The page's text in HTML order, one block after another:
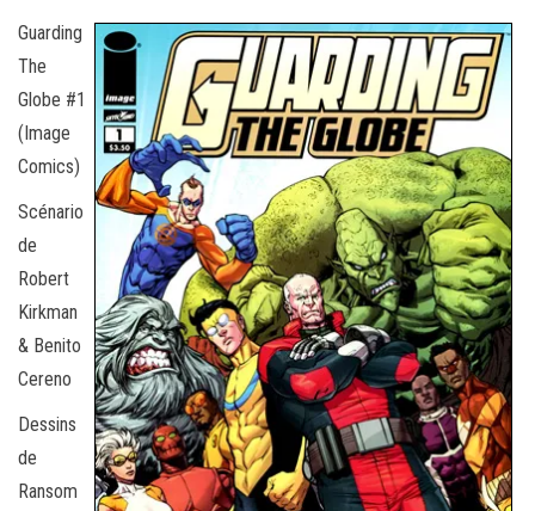
Guarding
The
Globe #1
(Image
Comics)
Scénario
de
Robert
Kirkman
& Benito
Cereno
Dessins
de
Ransom